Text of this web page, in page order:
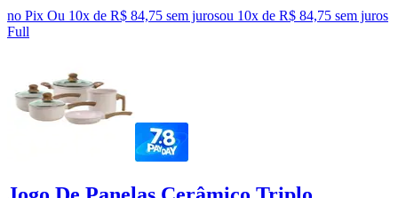
no Pix Ou 10x de R$ 84,75 sem jurosou 10x de R$ 84,75 sem juros
Full